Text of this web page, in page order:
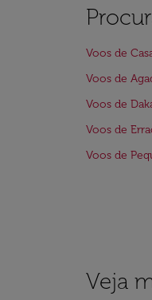
Voos de
Voos de
Voos de
Voos de
Voos de
Veja